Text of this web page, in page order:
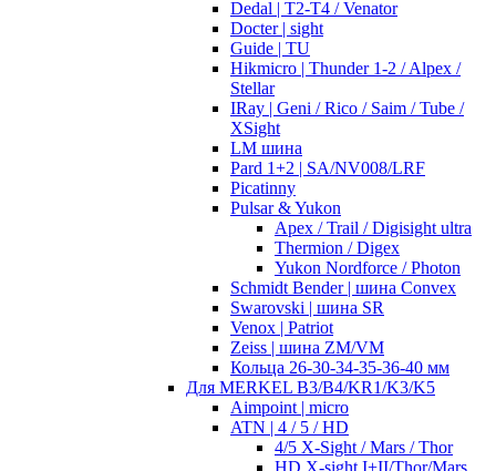
Dedal | T2-T4 / Venator
Docter | sight
Guide | TU
Hikmicro | Thunder 1-2 / Alpex /
Stellar
IRay | Geni / Rico / Saim / Tube /
XSight
LM шина
Pard 1+2 | SA/NV008/LRF
Picatinny
Pulsar & Yukon
Apex / Trail / Digisight ultra
Thermion / Digex
Yukon Nordforce / Photon
Schmidt Bender | шина Convex
Swarovski | шина SR
Venox | Patriot
Zeiss | шина ZM/VM
Кольца 26-30-34-35-36-40 мм
Для MERKEL B3/B4/KR1/K3/K5
Aimpoint | micro
ATN | 4 / 5 / HD
4/5 X-Sight / Mars / Thor
HD X-sight I+II/Thor/Mars